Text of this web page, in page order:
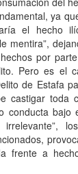
ya
el hecho
mentira”,
por
Pero es el
de Estafa
castigar toda
conducta bajo
irrelevante”,
frente a